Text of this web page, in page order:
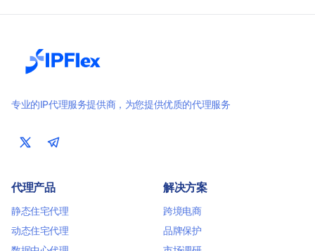
专业的IP代理服务提供商，为您提供优质的代理服务
代理产品
静态住宅代理
动态住宅代理
解决方案
跨境电商
品牌保护